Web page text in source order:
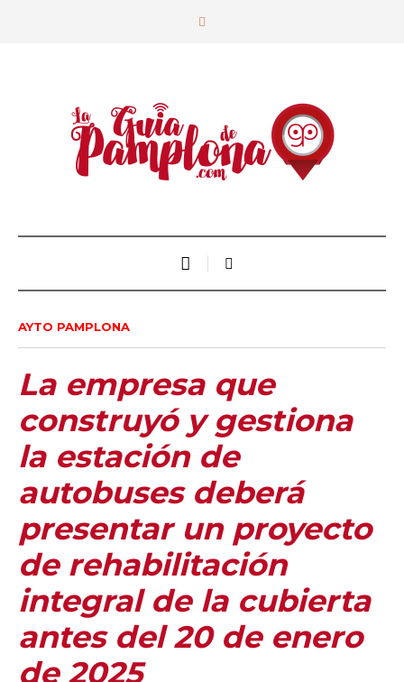
AYTO PAMPLONA
La empresa que
construyó y gestiona
la estación de
autobuses deberá
presentar un proyecto
de rehabilitación
integral de la cubierta
antes del 20 de enero
de 2025